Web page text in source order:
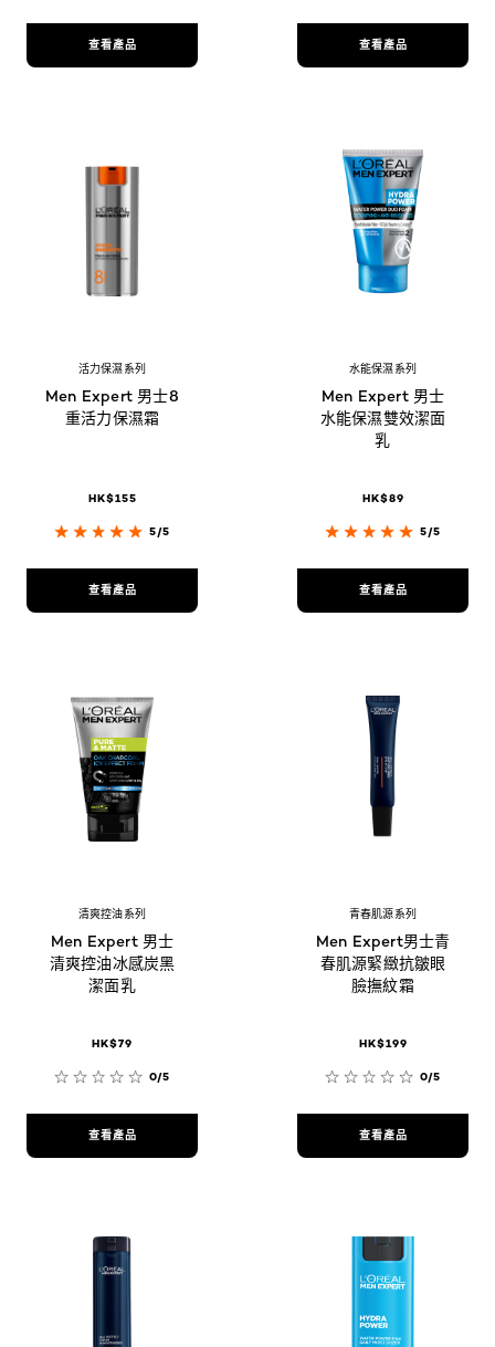
查看產品 查看產品
活力保濕系列
Men Expert 男士8
重活力保濕霜
HK$155
5/5
查看產品
水能保濕系列
Men Expert 男士
水能保濕雙效潔面
乳
HK$89
5/5
查看產品
清爽控油系列
Men Expert 男士
清爽控油冰感炭黑
潔面乳
HK$79
0/5
查看產品
青春肌源系列
Men Expert男士青
春肌源緊緻抗皺眼
臉撫紋霜
HK$199
0/5
查看產品